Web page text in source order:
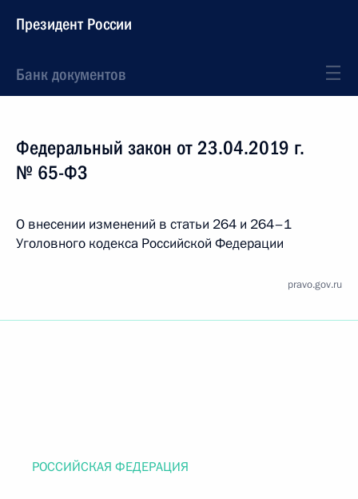
Президент России
Банк документов
Федеральный закон от 23.04.2019 г.
№ 65-ФЗ
О внесении изменений в статьи 264 и 264–1
Уголовного кодекса Российской Федерации
pravo.gov.ru
РОССИЙСКАЯ ФЕДЕРАЦИЯ